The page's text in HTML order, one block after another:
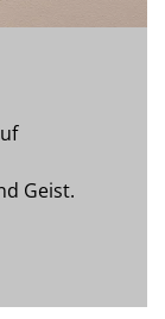
Geist.